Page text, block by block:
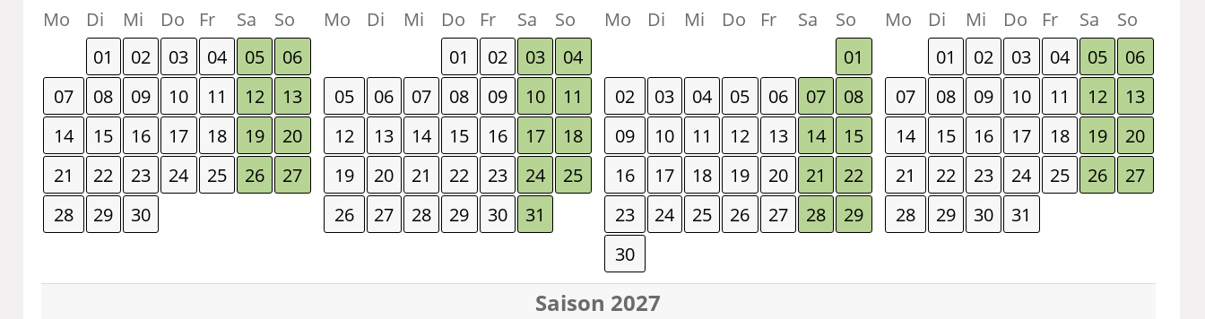
Mo Di Mi Do Fr Sa
So
01
02 03 04 05
06
07
08 09 10 11 12
13
14
15 16 17 18 19
20
21
22 23 24 25 26
27
28
29 30
Mo Di Mi Do Fr Sa
So
01
02 03
04
05
06 07 08 09 10
11
12
13 14 15 16 17
18
19
20 21 22 23 24
25
26
27 28 29 30 31
Mo Di Mi Do Fr Sa
So
01
02
03 04 05 06 07
08
09
10 11 12 13 14
15
16
17 18 19 20 21
22
23
24 25 26 27 28
29
30
Mo Di Mi Do Fr Sa
So
01
02 03 04 05
06
07
08 09 10 11 12
13
14
15 16 17 18 19
20
21
22 23 24 25 26
27
28
29 30 31
Saison 2027